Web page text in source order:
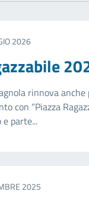
2026
rinnova anche
con “Piazza
parte...
2025